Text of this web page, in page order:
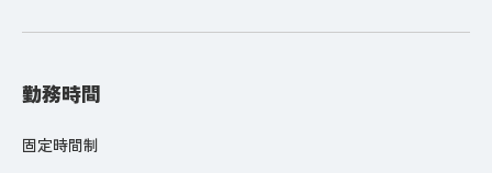
勤務時間
固定時間制